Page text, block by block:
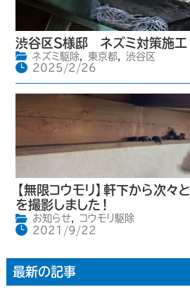
渋谷区S様邸 ネズミ対策施工
ネズミ駆除, 東京都,
渋谷区
2025/2/26
【無限コウモリ】軒下から次々
を撮影しました！
お知らせ,
コウモリ駆除
2021/9/22
最新の記事